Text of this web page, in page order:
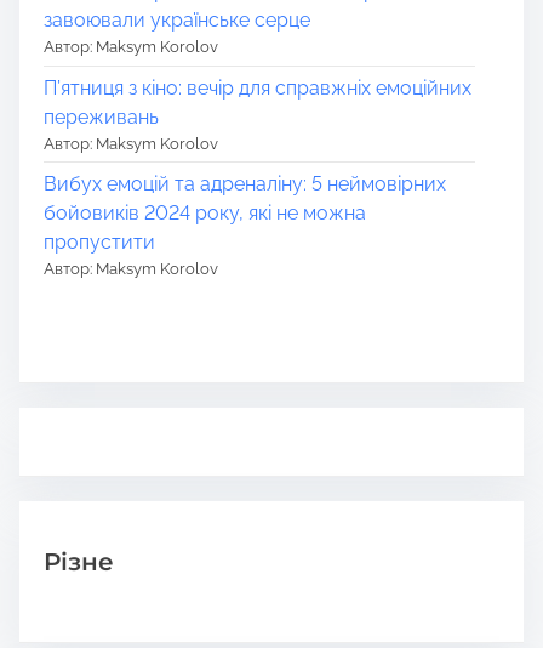
завоювали українське серце
Автор: Maksym Korolov
П’ятниця з кіно: вечір для справжніх емоційних
переживань
Автор: Maksym Korolov
Вибух емоцій та адреналіну: 5 неймовірних
бойовиків 2024 року, які не можна
пропустити
Автор: Maksym Korolov
Різне